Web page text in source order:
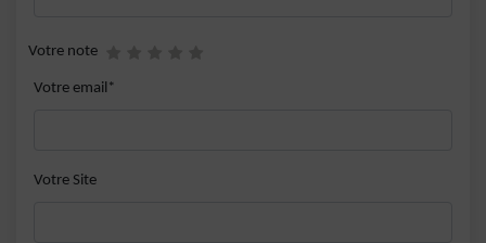
Votre note
Votre email*
Votre Site